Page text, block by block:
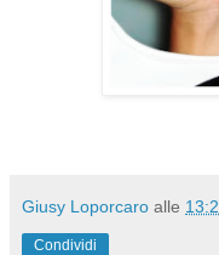
Giusy Loporcaro alle
Condividi